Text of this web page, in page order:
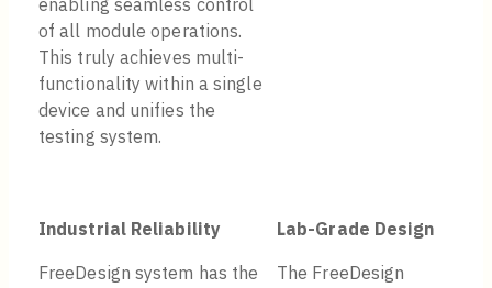
enabling seamless control
of all module operations.
This truly achieves multi-
functionality within a single
device and unifies the
testing system.
Industrial Reliability
FreeDesign system has the
Lab-Grade Design
The FreeDesign